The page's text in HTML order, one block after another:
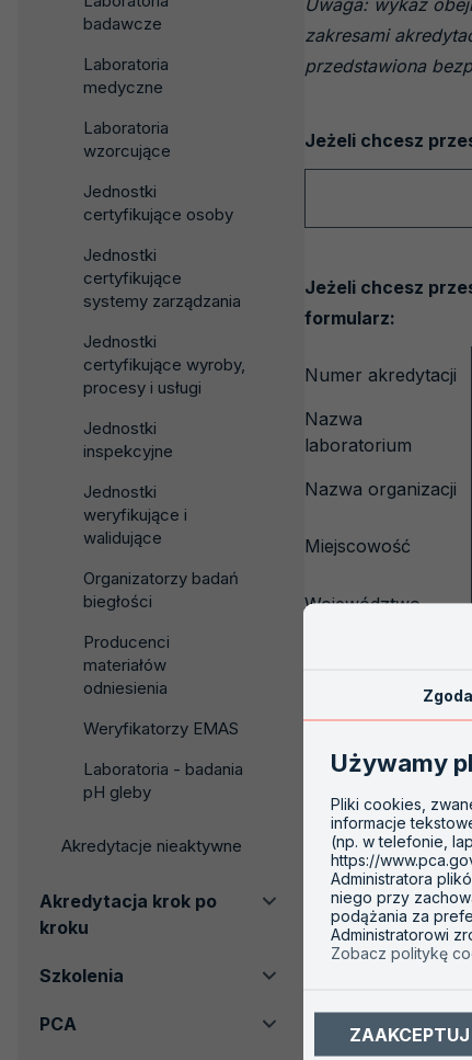
badawcze
Laboratoria
medyczne
Laboratoria
wzorcujące
Jednostki
certyfikujące osoby
Jednostki
certyfikujące
systemy zarządzania
Jednostki
certyfikujące wyroby,
procesy i usługi
Jednostki
inspekcyjne
Jednostki
weryfikujące i
walidujące
Organizatorzy badań
biegłości
Producenci
materiałów
odniesienia
Weryfikatorzy EMAS
Laboratoria - badania
pH gleby
Akredytacje nieaktywne
Akredytacja krok po
kroku
Szkolenia
PCA
Uwaga: wykaz
zakresami
przedstawiona
Jeżeli chcesz
Jeżeli chcesz
formularz:
Numer akredytacji
Numer
akredytacji
Nazwa
laboratorium
Nazwa organizacji
Miejscowość
Województwo
Zgoda
Używamy
Pliki cookies,
informacje
(np. w telefonie,
https://
Administratora
niego przy
podążania za
Administratorowi
Zobacz politykę
ZAAKCEPTUJ